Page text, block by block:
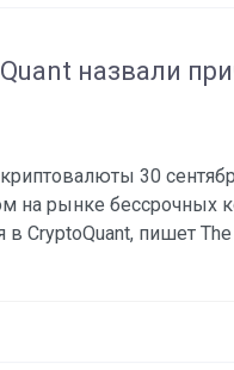
назвали
30
на рынке бессрочных
CryptoQuant, пишет